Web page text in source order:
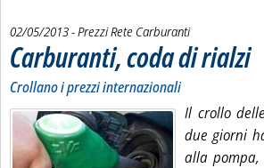
02/05/2013- Prezzi Rete Carburanti
Carburanti, coda di rialzi..
Crollano i prezzi internazionali
Il crollo
due giorni
alla